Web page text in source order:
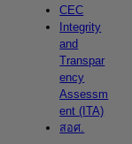
CEC
Integrity
and
Transpar
ency
Assessm
ent (ITA)
สอศ.